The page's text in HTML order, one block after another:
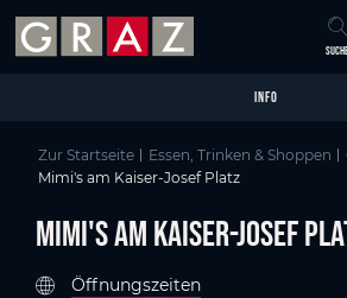
Skip to main content
Skip to table of contents
Skip to main navigation
INFO
Zur Startseite Essen, Trinken & Shoppen
Mimi's am Kaiser-Josef Platz
Mimi's am Kaiser-Josef
Öffnungszeiten